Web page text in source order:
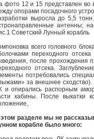
фото 12 и 15 представлен во
опорами посадочного
выросла до 5,5
антенны;
Советский Лунный корабль
всего головного
переходного
после прохождения
отсека.
потребовались
за внешнее сходство).
и опирались распорным
кабины. После выкатки
разделе мы не
корабле было много: